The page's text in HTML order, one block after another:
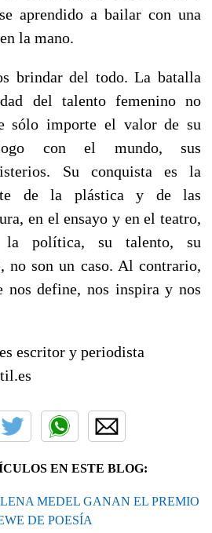
aprendido a bailar con una
la mano.
brindar del todo. La batalla
del talento femenino no
sólo importe el valor de su
con el mundo, sus
Su conquista es la
de la plástica y de las
en el ensayo y en el teatro,
política, su talento, su
no son un caso. Al contrario,
nos define, nos inspira y nos
escritor y periodista
EN ESTE BLOG:
MEDEL GANAN EL PREMIO
DE POESÍA